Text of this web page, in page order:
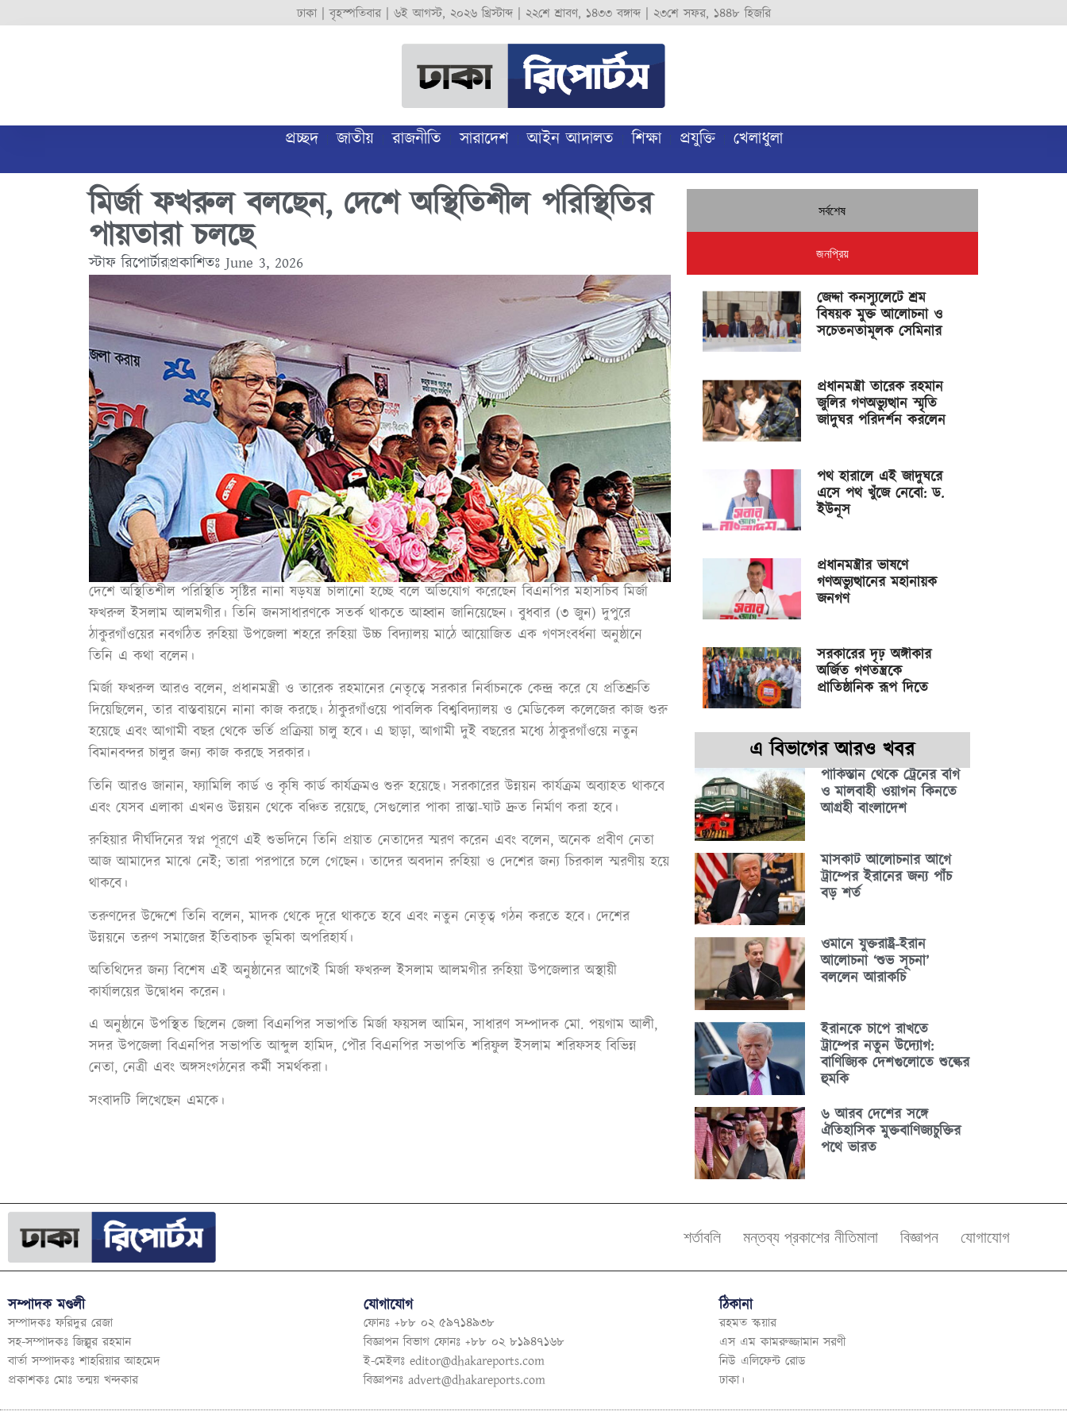
ঢাকা |বৃহস্পতিবার| ৬ই আগস্ট, ২০২৬ খ্রিস্টাব্দ| ২২শে শ্রাবণ, ১৪৩৩ বঙ্গাব্দ| ২৩শে সফর, ১৪৪৮ হিজরি
প্রচ্ছদ জাতীয় রাজনীতি সারাদেশ আইন আদালত শিক্ষা প্রযুক্তি খেলাধুলা
মির্জা ফখরুল বলছেন, দেশে অস্থিতিশীল পরিস্থিতির
পায়তারা চলছে
স্টাফ রিপোর্টারপ্রকাশিতঃJune 3, 2026
দেশে অস্থিতিশীল পরিস্থিতি সৃষ্টির নানা ষড়যন্ত্র চালানো হচ্ছে বলে অভিযোগ করেছেন বিএনপির মহাসচিব মির্জা
ফখরুল ইসলাম আলমগীর। তিনি জনসাধারণকে সতর্ক থাকতে আহ্বান জানিয়েছেন। বুধবার (৩ জুন) দুপুরে
ঠাকুরগাঁওয়ের নবগঠিত রুহিয়া উপজেলা শহরে রুহিয়া উচ্চ বিদ্যালয় মাঠে আয়োজিত এক গণসংবর্ধনা অনুষ্ঠানে
তিনি এ কথা বলেন।
মির্জা ফখরুল আরও বলেন, প্রধানমন্ত্রী ও তারেক রহমানের নেতৃত্বে সরকার নির্বাচনকে কেন্দ্র করে যে প্রতিশ্রুতি
দিয়েছিলেন, তার বাস্তবায়নে নানা কাজ করছে। ঠাকুরগাঁওয়ে পাবলিক বিশ্ববিদ্যালয় ও মেডিকেল কলেজের কাজ শুরু
হয়েছে এবং আগামী বছর থেকে ভর্তি প্রক্রিয়া চালু হবে। এ ছাড়া, আগামী দুই বছরের মধ্যে ঠাকুরগাঁওয়ে নতুন
বিমানবন্দর চালুর জন্য কাজ করছে সরকার।
তিনি আরও জানান, ফ্যামিলি কার্ড ও কৃষি কার্ড কার্যক্রমও শুরু হয়েছে। সরকারের উন্নয়ন কার্যক্রম অব্যাহত থাকবে
এবং যেসব এলাকা এখনও উন্নয়ন থেকে বঞ্চিত রয়েছে, সেগুলোর পাকা রাস্তা-ঘাট দ্রুত নির্মাণ করা হবে।
রুহিয়ার দীর্ঘদিনের স্বপ্ন পূরণে এই শুভদিনে তিনি প্রয়াত নেতাদের স্মরণ করেন এবং বলেন, অনেক প্রবীণ নেতা
আজ আমাদের মাঝে নেই; তারা পরপারে চলে গেছেন। তাদের অবদান রুহিয়া ও দেশের জন্য চিরকাল স্মরণীয় হয়ে
থাকবে।
তরুণদের উদ্দেশে তিনি বলেন, মাদক থেকে দূরে থাকতে হবে এবং নতুন নেতৃত্ব গঠন করতে হবে। দেশের
উন্নয়নে তরুণ সমাজের ইতিবাচক ভূমিকা অপরিহার্য।
অতিথিদের জন্য বিশেষ এই অনুষ্ঠানের আগেই মির্জা ফখরুল ইসলাম আলমগীর রুহিয়া উপজেলার অস্থায়ী
কার্যালয়ের উদ্বোধন করেন।
এ অনুষ্ঠানে উপস্থিত ছিলেন জেলা বিএনপির সভাপতি মির্জা ফয়সল আমিন, সাধারণ সম্পাদক মো. পয়গাম আলী,
সদর উপজেলা বিএনপির সভাপতি আব্দুল হামিদ, পৌর বিএনপির সভাপতি শরিফুল ইসলাম শরিফসহ বিভিন্ন
নেতা, নেত্রী এবং অঙ্গসংগঠনের কর্মী সমর্থকরা।
সংবাদটি লিখেছেন এমকে।
সর্বশেষ
জনপ্রিয়
জেদ্দা কনস্যুলেটে শ্রম
বিষয়ক মুক্ত আলোচনা ও
সচেতনতামূলক সেমিনার
প্রধানমন্ত্রী তারেক রহমান
জুলির গণঅভ্যুত্থান স্মৃতি
জাদুঘর পরিদর্শন করলেন
পথ হারালে এই জাদুঘরে
এসে পথ খুঁজে নেবো: ড.
ইউনূস
প্রধানমন্ত্রীর ভাষণে
গণঅভ্যুত্থানের মহানায়ক
জনগণ
সরকারের দৃঢ় অঙ্গীকার
অর্জিত গণতন্ত্রকে
প্রাতিষ্ঠানিক রূপ দিতে
এ বিভাগের আরও খবর
পাকিস্তান থেকে ট্রেনের বগি
ও মালবাহী ওয়াগন কিনতে
আগ্রহী বাংলাদেশ
মাসকাট আলোচনার আগে
ট্রাম্পের ইরানের জন্য পাঁচ
বড় শর্ত
ওমানে যুক্তরাষ্ট্র-ইরান
আলোচনা ‘শুভ সূচনা’
বললেন আরাকচি
ইরানকে চাপে রাখতে
ট্রাম্পের নতুন উদ্যোগ:
বাণিজ্যিক দেশগুলোতে শুল্কের
হুমকি
৬ আরব দেশের সঙ্গে
ঐতিহাসিক মুক্তবাণিজ্যচুক্তির
পথে ভারত
শর্তাবলি মন্তব্য প্রকাশের নীতিমালা বিজ্ঞাপন যোগাযোগ
সম্পাদক মণ্ডলী
সম্পাদকঃ ফরিদুর রেজা
সহ-সম্পাদকঃ জিল্লুর রহমান
বার্তা সম্পাদকঃ শাহরিয়ার আহমেদ
প্রকাশকঃ মোঃ তন্ময় খন্দকার
যোগাযোগ
ফোনঃ +৮৮ ০২ ৫৯৭১৪৯৩৮
বিজ্ঞাপন বিভাগ ফোনঃ +৮৮ ০২ ৮১৯৪৭১৬৮
ই-মেইলঃ editor@dhakareports.com
বিজ্ঞাপনঃ advert@dhakareports.com
ঠিকানা
রহমত স্কয়ার
এস এম কামরুজ্জামান সরণী
নিউ এলিফেন্ট রোড
ঢাকা।